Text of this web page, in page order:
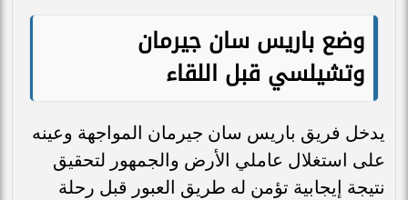
وضع باريس سان جيرمان
وتشيلسي قبل اللقاء
يدخل فريق باريس سان جيرمان المواجهة وعينه
على استغلال عاملي الأرض والجمهور لتحقيق
نتيجة إيجابية تؤمن له طريق العبور قبل رحلة